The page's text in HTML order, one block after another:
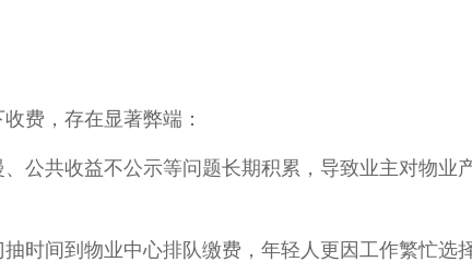
费，存在显著弊端：
共收益不公示等问题长期积累，导致业主对物业
间到物业中心排队缴费，年轻人更因工作繁忙选